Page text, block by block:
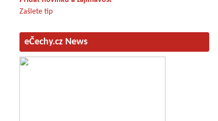
Zašlete tip
eČechy.cz News